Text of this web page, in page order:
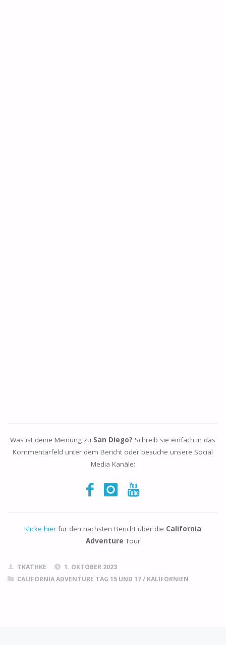
Was ist deine Meinung zu San Diego? Schreib sie einfach in das
Kommentarfeld unter dem Bericht oder besuche unsere Social
Media Kanäle:
Klicke hierfür den nächsten Bericht über die California
Adventure Tour
TKATHKE
1. OKTOBER 2023
CALIFORNIA ADVENTURE TAG 15 UND 17/ KALIFORNIEN